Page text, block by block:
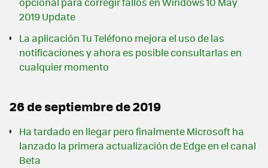
2019 Update
La aplicación Tu Teléfono mejora el uso de las
notificaciones y ahora es posible consultarlas en
cualquier momento
26 de septiembre de 2019
Ha tardado en llegar pero finalmente Microsoft ha
lanzado la primera actualización de Edge en el canal
Beta